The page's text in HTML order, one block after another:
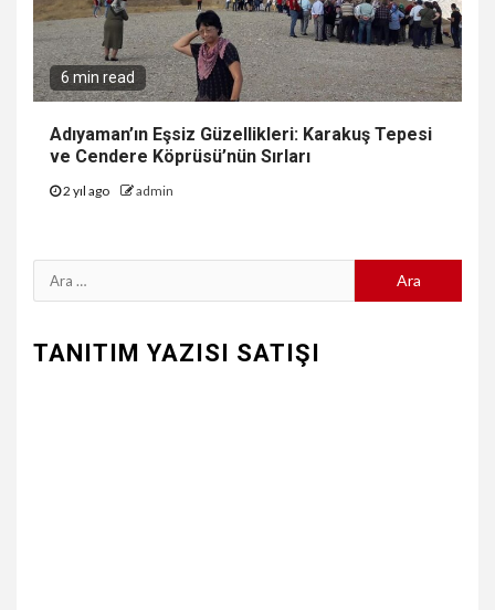
6 min read
Adıyaman’ın Eşsiz Güzellikleri: Karakuş Tepesi
ve Cendere Köprüsü’nün Sırları
2 yıl ago admin
Arama:
TANITIM YAZISI SATIŞI